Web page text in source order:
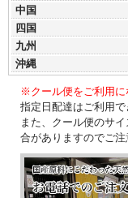
中国
四国
九州
沖縄
※クール便をご利用に
指定日配達はご利用で
また、クール便のサ
合がありますのでご注